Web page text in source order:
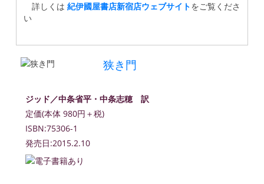
詳しくは 紀伊國屋書店新宿店ウェブサイトをご覧くださ
い
狭き門
ジッド／中条省平・中条志穂 訳
定価(本体 980円＋税)
ISBN:75306-1
発売日:2015.2.10